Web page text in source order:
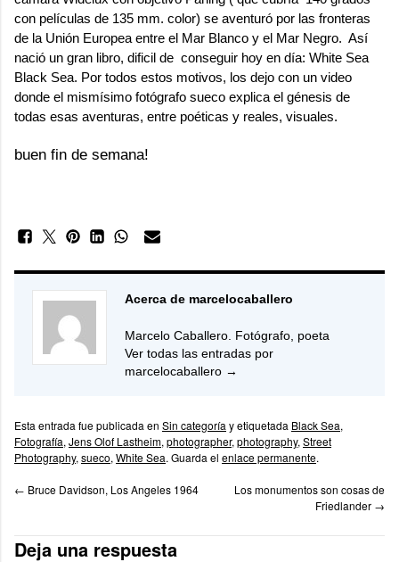
con películas de 135 mm. color) se aventuró por las fronteras
de la Unión Europea entre el Mar Blanco y el Mar Negro. Así
nació un gran libro, dificil de conseguir hoy en día: White Sea
Black Sea. Por todos estos motivos, los dejo con un video
donde el mismísimo fotógrafo sueco explica el génesis de
todas esas aventuras, entre poéticas y reales, visuales.
buen fin de semana!
Acerca de marcelocaballero
Marcelo Caballero. Fotógrafo, poeta
Ver todas las entradas por
marcelocaballero →
Esta entrada fue publicada en Sin categoría y etiquetada Black Sea,
Fotografía, Jens Olof Lastheim, photographer, photography, Street
Photography, sueco, White Sea. Guarda el enlace permanente.
← Bruce Davidson, Los Angeles 1964
Los monumentos son cosas de
Friedlander →
Deja una respuesta